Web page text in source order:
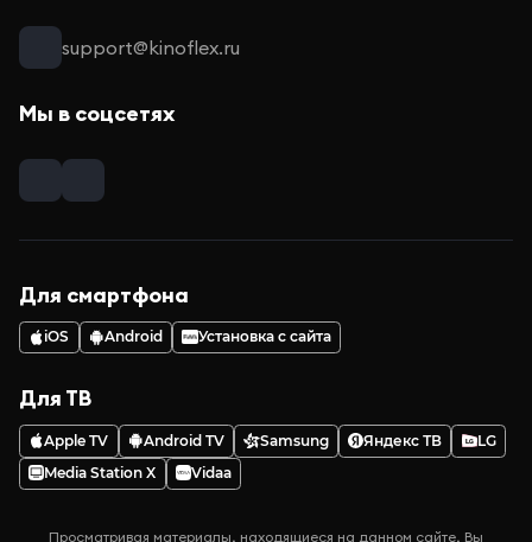
support@kinoflex.ru
Мы в соцсетях
Для смартфона
iOS Android Установка с сайта
Для ТВ
Apple TV Android TV Samsung Яндекс ТВ
LG
Media Station X
Vidaa
Просматривая материалы, находящиеся на данном сайте, Вы